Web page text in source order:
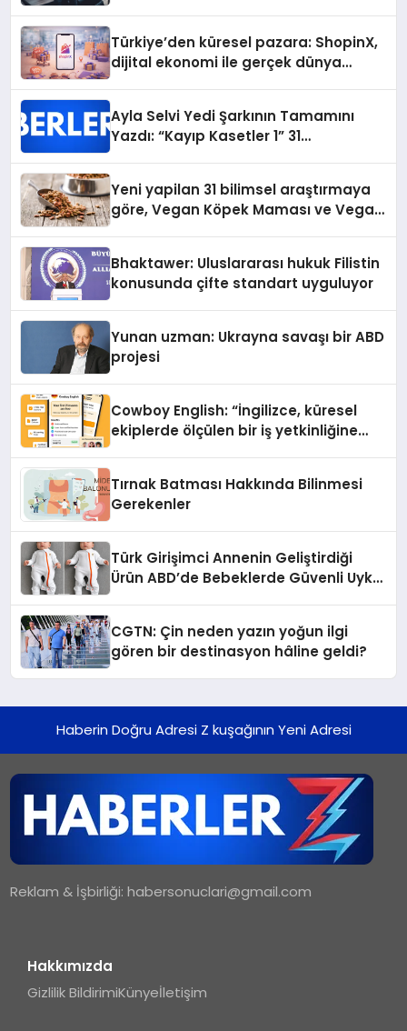
Türkiye’den küresel pazara: ShopinX,
dijital ekonomi ile gerçek dünya
Ayla Selvi Yedi Şarkının Tamamını
Yazdı: “Kayıp Kasetler 1” 31
Yeni yapilan 31 bilimsel araştırmaya
göre, Vegan Köpek Maması ve Vegan
Bhaktawer: Uluslararası hukuk Filistin
konusunda çifte standart uyguluyor
Yunan uzman: Ukrayna savaşı bir ABD
projesi
Cowboy English: “İngilizce, küresel
ekiplerde ölçülen bir iş yetkinliğine
Tırnak Batması Hakkında Bilinmesi
Gerekenler
Türk Girişimci Annenin Geliştirdiği
Ürün ABD’de Bebeklerde Güvenli Uyku
CGTN: Çin neden yazın yoğun ilgi
gören bir destinasyon hâline geldi?
Haberin Doğru Adresi Z kuşağının Yeni Adresi
Reklam & İşbirliği:habersonuclari@gmail.com
Hakkımızda
Gizlilik BildirimiKünyeİletişim